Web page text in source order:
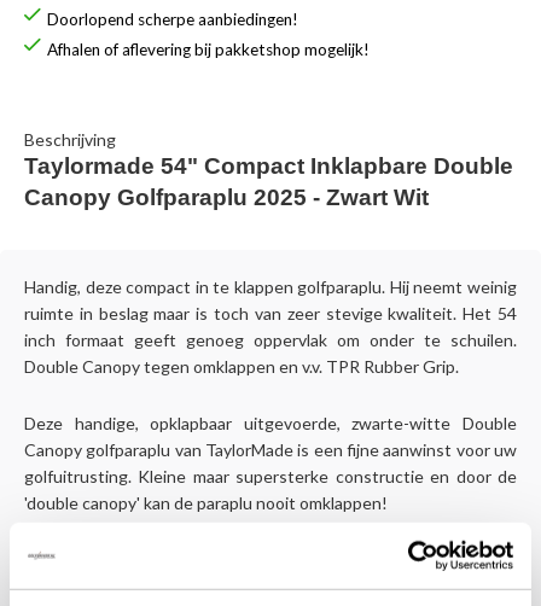
Doorlopend scherpe aanbiedingen!
Afhalen of aflevering bij pakketshop mogelijk!
Beschrijving
Taylormade 54" Compact Inklapbare Double
Canopy Golfparaplu 2025 - Zwart Wit
Handig, deze compact in te klappen golfparaplu. Hij neemt weinig
ruimte in beslag maar is toch van zeer stevige kwaliteit. Het 54
inch formaat geeft genoeg oppervlak om onder te schuilen.
Double Canopy tegen omklappen en v.v. TPR Rubber Grip.
Deze handige, opklapbaar uitgevoerde, zwarte-witte Double
Canopy golfparaplu van TaylorMade is een fijne aanwinst voor uw
golfuitrusting. Kleine maar supersterke constructie en door de
'double canopy' kan de paraplu nooit omklappen!